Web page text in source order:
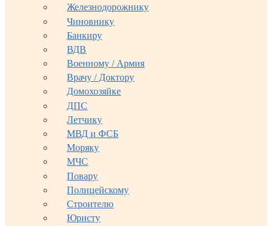
Железнодорожнику
Чиновнику
Банкиру
ВДВ
Военному / Армия
Врачу / Доктору
Домохозяйке
ДПС
Летчику
МВД и ФСБ
Моряку
МЧС
Повару
Полицейскому
Строителю
Юристу